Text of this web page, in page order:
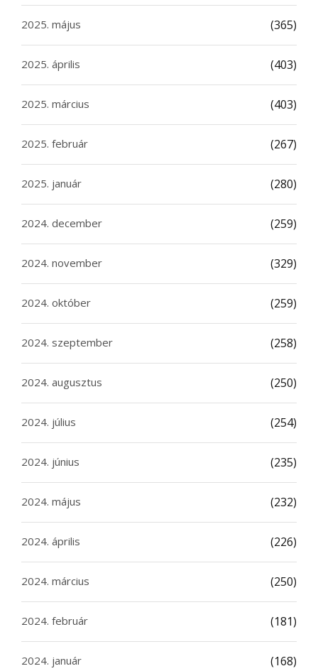
2025. május (365)
2025. április (403)
2025. március (403)
2025. február (267)
2025. január (280)
2024. december (259)
2024. november (329)
2024. október (259)
2024. szeptember (258)
2024. augusztus (250)
2024. július (254)
2024. június (235)
2024. május (232)
2024. április (226)
2024. március (250)
2024. február (181)
2024. január (168)